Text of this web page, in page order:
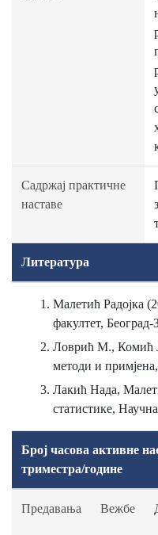
Садржај практичне
наставе
Литература
Малетић Радојка
факултет, Београд-
Ловрић М., Комић
методи и
Лакић Нада,
статистике,
Број часова активне
триместра/године
Предавања Вежбе